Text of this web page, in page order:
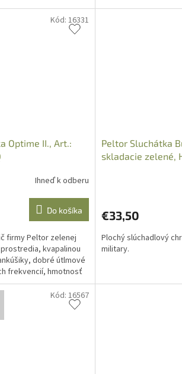
Optime II., Art.:
Ihneď k odberu
Do košíka
firmy Peltor zelenej
kvapalinou
dobré útlmové
frekvencií, hmotnosť
Kód: 16331
Peltor Sluchátka
skladacie zelené,
€33,50
Plochý slúchadlový
military.
Kód: 16567